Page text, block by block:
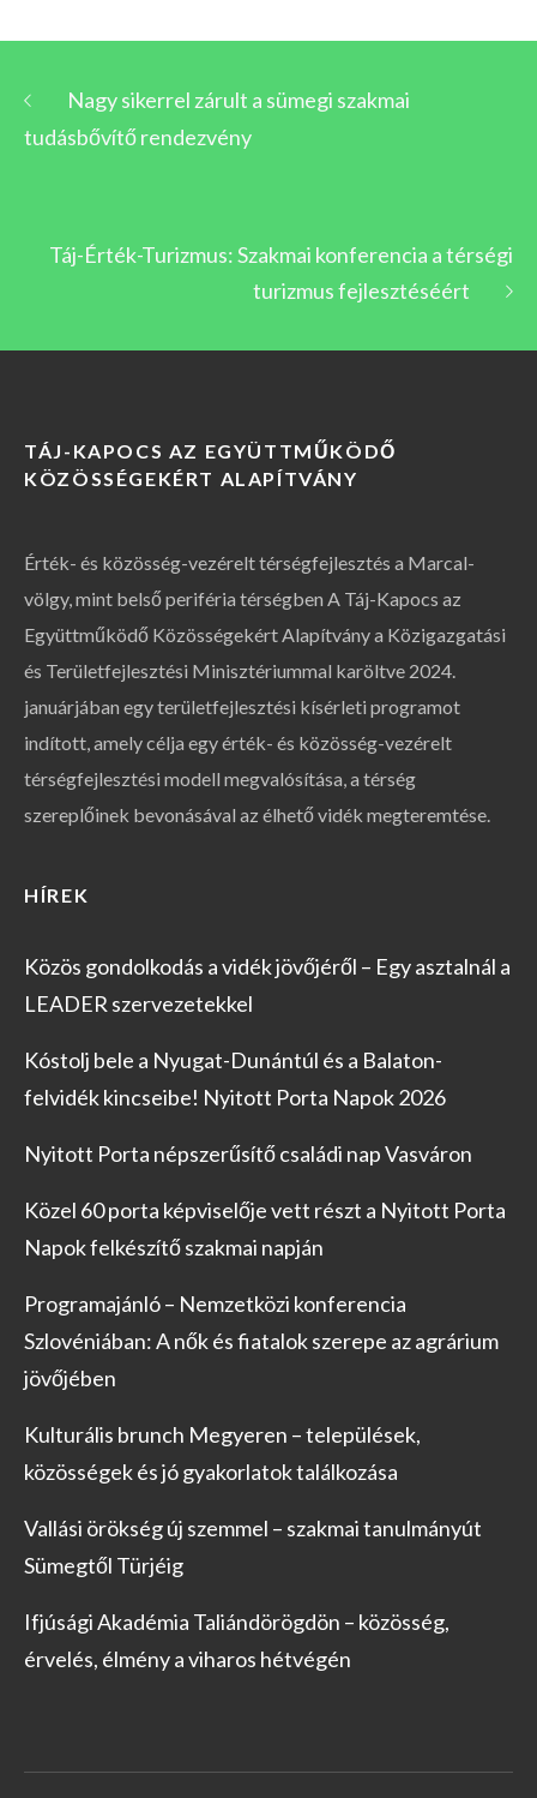
Nagy sikerrel zárult a sümegi szakmai
tudásbővítő rendezvény
Táj-Érték-Turizmus: Szakmai konferencia a térségi
turizmus fejlesztéséért
TÁJ-KAPOCS AZ EGYÜTTMŰKÖDŐ
KÖZÖSSÉGEKÉRT ALAPÍTVÁNY
Érték- és közösség-vezérelt térségfejlesztés a Marcal-
völgy, mint belső periféria térségben A Táj-Kapocs az
Együttműködő Közösségekért Alapítvány a Közigazgatási
és Területfejlesztési Minisztériummal karöltve 2024.
januárjában egy területfejlesztési kísérleti programot
indított, amely célja egy érték- és közösség-vezérelt
térségfejlesztési modell megvalósítása, a térség
szereplőinek bevonásával az élhető vidék megteremtése.
HÍREK
Közös gondolkodás a vidék jövőjéről – Egy asztalnál a
LEADER szervezetekkel
Kóstolj bele a Nyugat-Dunántúl és a Balaton-
felvidék kincseibe! Nyitott Porta Napok 2026
Nyitott Porta népszerűsítő családi nap Vasváron
Közel 60 porta képviselője vett részt a Nyitott Porta
Napok felkészítő szakmai napján
Programajánló – Nemzetközi konferencia
Szlovéniában: A nők és fiatalok szerepe az agrárium
jövőjében
Kulturális brunch Megyeren – települések,
közösségek és jó gyakorlatok találkozása
Vallási örökség új szemmel – szakmai tanulmányút
Sümegtől Türjéig
Ifjúsági Akadémia Taliándörögdön – közösség,
érvelés, élmény a viharos hétvégén